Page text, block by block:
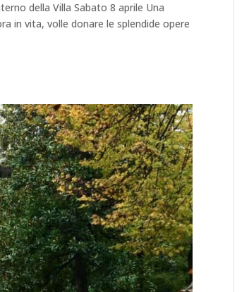
della Villa Sabato 8 aprile Una
in vita, volle donare le splendide opere